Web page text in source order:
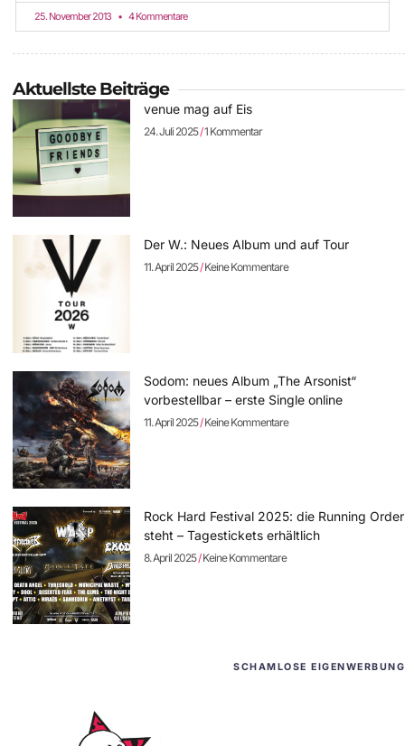
25. November 2013 4 Kommentare
Aktuellste Beiträge
venue mag auf Eis
24. Juli 2025 1 Kommentar
Der W.: Neues Album und auf Tour
11. April 2025 Keine Kommentare
Sodom: neues Album „The Arsonist“
vorbestellbar – erste Single online
11. April 2025 Keine Kommentare
Rock Hard Festival 2025: die Running Order
steht – Tagestickets erhältlich
8. April 2025 Keine Kommentare
SCHAMLOSE EIGENWERBUNG